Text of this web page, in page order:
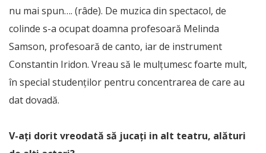
nu mai spun…. (râde). De muzica din spectacol, de
colinde s-a ocupat doamna profesoară Melinda
Samson, profesoară de canto, iar de instrument
Constantin Iridon. Vreau să le mulţumesc foarte mult,
în special studenţilor pentru concentrarea de care au
dat dovadă.
V-aţi dorit vreodată să jucaţi in alt teatru, alături